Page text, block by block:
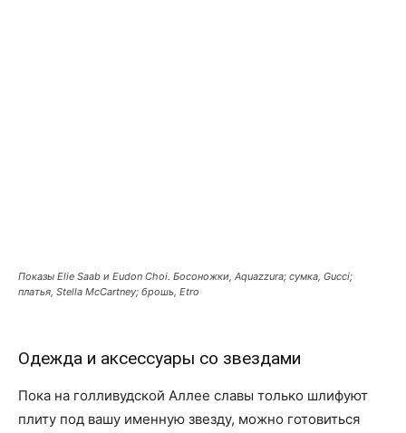
Показы Elie Saab и Eudon Choi. Босоножки, Aquazzura; сумка, Gucci;
платья, Stella McCartney; брошь, Etro
Одежда и аксессуары со звездами
Пока на голливудской Аллее славы только шлифуют
плиту под вашу именную звезду, можно готовиться